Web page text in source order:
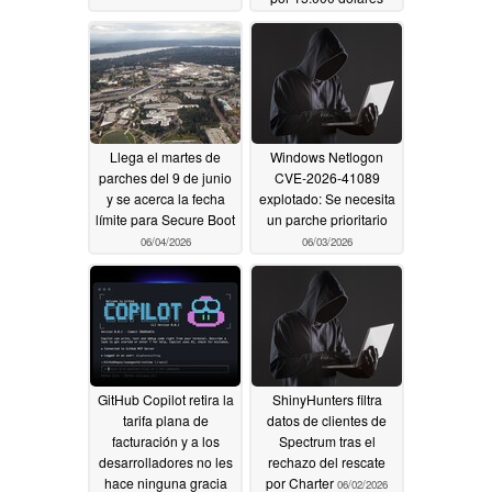
06/04/2026
Llega el martes de
parches del 9 de junio
y se acerca la fecha
límite para Secure Boot
06/04/2026
Windows Netlogon
CVE-2026-41089
explotado: Se necesita
un parche prioritario
06/03/2026
GitHub Copilot retira la
tarifa plana de
facturación y a los
desarrolladores no les
hace ninguna gracia
ShinyHunters filtra
datos de clientes de
Spectrum tras el
rechazo del rescate
por Charter 06/02/2026